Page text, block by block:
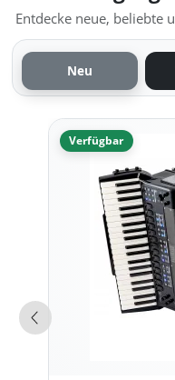
Entdecke neue, beliebte
Neu
Verfügbar
Vorherige Produkte